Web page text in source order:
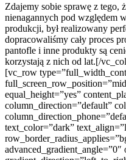
Zdajemy sobie sprawę z tego,
nienagannych pod względem
produkcji, był realizowany
dopracowaliśmy cały proces
pantofle i inne produkty są
korzystają z nich od lat.[/
[vc_row
equal_height=”yes”
column_direction=”default”
text_color=”dark”
advanced_gradient_angle=”0″